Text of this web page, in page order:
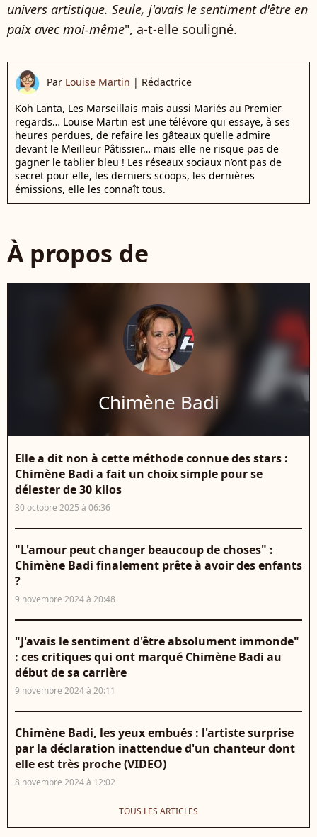
univers artistique. Seule, j'avais le sentiment d'être en
paix avec moi-même", a-t-elle souligné.
Par Louise Martin | Rédactrice
Koh Lanta, Les Marseillais mais aussi Mariés au Premier
regards… Louise Martin est une télévore qui essaye, à ses
heures perdues, de refaire les gâteaux qu’elle admire
devant le Meilleur Pâtissier… mais elle ne risque pas de
gagner le tablier bleu ! Les réseaux sociaux n’ont pas de
secret pour elle, les derniers scoops, les dernières
émissions, elle les connaît tous.
À propos de
Chimène Badi
Elle a dit non à cette méthode connue des stars :
Chimène Badi a fait un choix simple pour se
délester de 30 kilos
30 octobre 2025 à 06:36
"L'amour peut changer beaucoup de choses" :
Chimène Badi finalement prête à avoir des enfants
?
9 novembre 2024 à 20:48
"J'avais le sentiment d'être absolument immonde"
: ces critiques qui ont marqué Chimène Badi au
début de sa carrière
9 novembre 2024 à 20:11
Chimène Badi, les yeux embués : l'artiste surprise
par la déclaration inattendue d'un chanteur dont
elle est très proche (VIDEO)
8 novembre 2024 à 12:02
TOUS LES ARTICLES